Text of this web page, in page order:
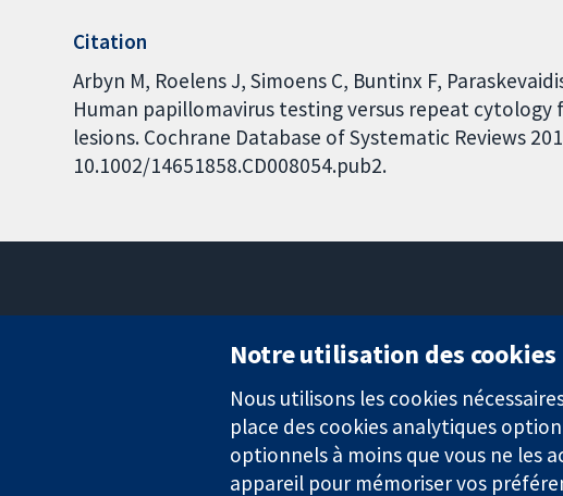
Citation
Arbyn M, Roelens J, Simoens C, Buntinx F,
Human papillomavirus testing versus repeat
lesions. Cochrane Database of Systematic Reviews
10.1002/14651858.CD008054.pub2.
Londres
W1G0AN
Notre utilisation des cookies
Nous utilisons les cookies
place des cookies analytiques
optionnels à moins que vous ne
appareil pour mémoriser vos